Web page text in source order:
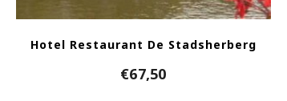
Hotel Restaurant De Stadsherberg
€67,50